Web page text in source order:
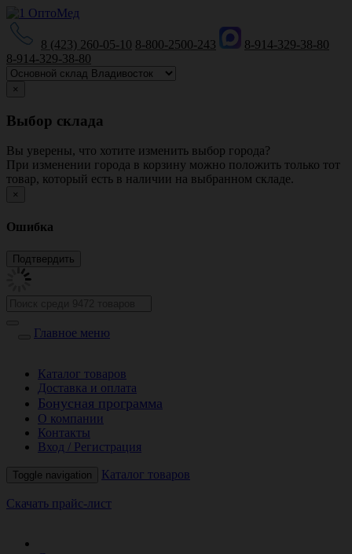
8 (423) 260-05-10 8-800-2500-243
8-914-329-38-80
8-914-329-38-80
×
Выбор склада
Вы уверены, что хотите изменить выбор города?
При изменении города в корзину можно положить только тот
товар, который есть в наличии на выбранном складе.
×
Ошибка
Главное меню
Каталог товаров
Доставка и оплата
Бонусная программа
О компании
Контакты
Вход / Регистрация
Toggle navigation Каталог товаров
Скачать прайс-лист